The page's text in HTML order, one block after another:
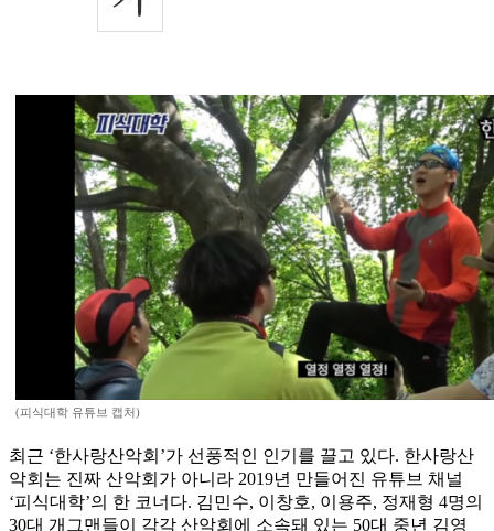
(피식대학 유튜브 캡처)
최근 ‘한사랑산악회’가 선풍적인 인기를 끌고 있다. 한사랑산
악회는 진짜 산악회가 아니라 2019년 만들어진 유튜브 채널
‘피식대학’의 한 코너다. 김민수, 이창호, 이용주, 정재형 4명의
30대 개그맨들이 각각 산악회에 소속돼 있는 50대 중년 김영